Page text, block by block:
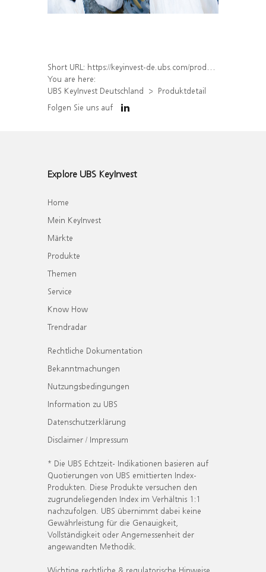
Short URL: https://keyinvest-de.ubs.com/produkt/detail/index/isin/DE000WA7PL91
You are here:
UBS KeyInvest Deutschland
Produktdetail
Folgen Sie uns auf
Explore UBS KeyInvest
Home
Mein KeyInvest
Märkte
Produkte
Themen
Service
Know How
Trendradar
Rechtliche Dokumentation
Bekanntmachungen
Nutzungsbedingungen
Information zu UBS
Datenschutzerklärung
Disclaimer / Impressum
* Die UBS Echtzeit- Indikationen basieren auf
Quotierungen von UBS emittierten Index-
Produkten. Diese Produkte versuchen den
zugrundeliegenden Index im Verhältnis 1:1
nachzufolgen. UBS übernimmt dabei keine
Gewährleistung für die Genauigkeit,
Vollständigkeit oder Angemessenheit der
angewandten Methodik.